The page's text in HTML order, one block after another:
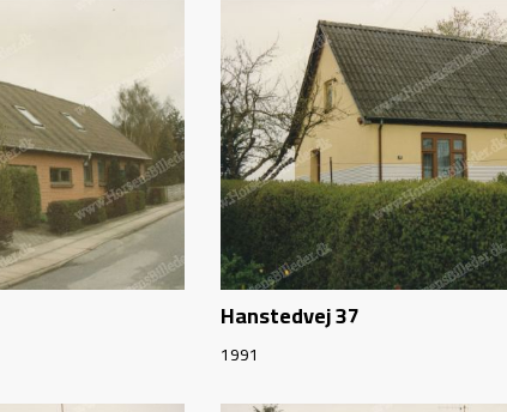
Hanstedvej 37
1991